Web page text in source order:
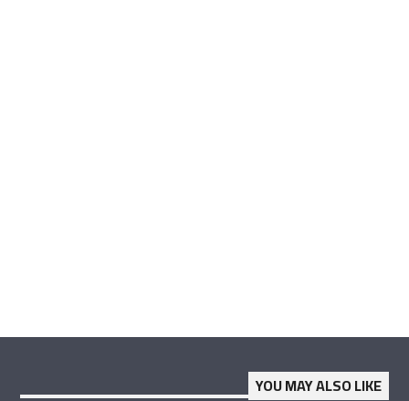
YOU MAY ALSO LIKE